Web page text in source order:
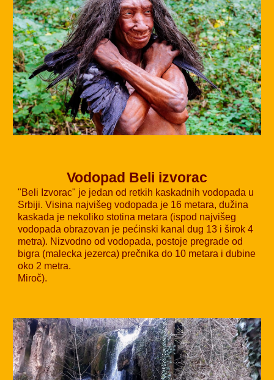
Vodopad Beli izvorac
"Beli Izvorac" je jedan od retkih kaskadnih vodopada u
Srbiji. Visina najvišeg vodopada je 16 metara, dužina
kaskada je nekoliko stotina metara (ispod najvišeg
vodopada obrazovan je pećinski kanal dug 13 i širok 4
metra). Nizvodno od vodopada, postoje pregrade od
bigra (malecka jezerca) prečnika do 10 metara i dubine
oko 2 metra.
Miroč).